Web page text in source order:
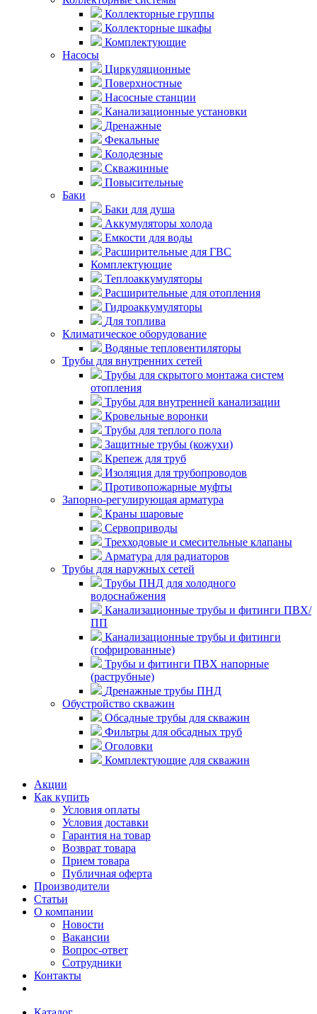
Коллекторные группы
Коллекторные шкафы
Комплектующие
Насосы
Циркуляционные
Поверхностные
Насосные станции
Канализационные установки
Дренажные
Фекальные
Колодезные
Скважинные
Повысительные
Баки
Баки для душа
Аккумуляторы холода
Емкости для воды
Расширительные для ГВС
Комплектующие
Теплоаккумуляторы
Расширительные для отопления
Гидроаккумуляторы
Для топлива
Климатическое оборудование
Водяные тепловентиляторы
Трубы для внутренних сетей
Трубы для скрытого монтажа систем
отопления
Трубы для внутренней канализации
Кровельные воронки
Трубы для теплого пола
Защитные трубы (кожухи)
Крепеж для труб
Изоляция для трубопроводов
Противопожарные муфты
Запорно-регулирующая арматура
Краны шаровые
Сервоприводы
Трехходовые и смесительные клапаны
Арматура для радиаторов
Трубы для наружных сетей
Трубы ПНД для холодного
водоснабжения
Канализационные трубы и фитинги ПВХ/
ПП
Канализационные трубы и фитинги
(гофрированные)
Трубы и фитинги ПВХ напорные
(раструбные)
Дренажные трубы ПНД
Обустройство скважин
Обсадные трубы для скважин
Фильтры для обсадных труб
Оголовки
Комплектующие для скважин
Акции
Как купить
Условия оплаты
Условия доставки
Гарантия на товар
Возврат товара
Прием товара
Публичная оферта
Производители
Статьи
О компании
Новости
Вакансии
Вопрос-ответ
Сотрудники
Контакты